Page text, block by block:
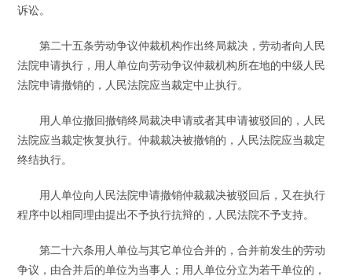
诉讼。
第二十五条劳动争议仲裁机构作出终局裁决，劳动者向人民
法院申请执行，用人单位向劳动争议仲裁机构所在地的中级人民
法院申请撤销的，人民法院应当裁定中止执行。
用人单位撤回撤销终局裁决申请或者其申请被驳回的，人民
法院应当裁定恢复执行。仲裁裁决被撤销的，人民法院应当裁定
终结执行。
用人单位向人民法院申请撤销仲裁裁决被驳回后，又在执行
程序中以相同理由提出不予执行抗辩的，人民法院不予支持。
第二十六条用人单位与其它单位合并的，合并前发生的劳动
争议，由合并后的单位为当事人；用人单位分立为若干单位的，